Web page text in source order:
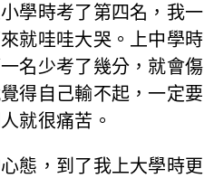
學時考了第四名，我一
就哇哇大哭。上中學時
名少考了幾分，就會傷
得自己輸不起，一定要
就很痛苦。
態，到了我上大學時更